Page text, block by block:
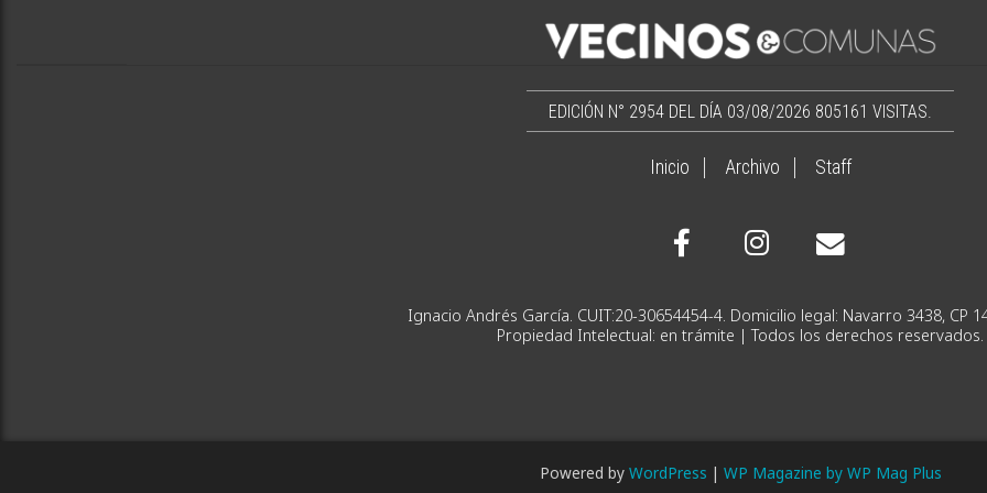
EDICIÓN N° 2954 DEL DÍA 03/08/2026 805161 VISITAS.
Inicio Archivo Staff
Ignacio Andrés García. CUIT:20-30654454-4. Domicilio
Propiedad Intelectual: en trámite | Todos los derechos reservados.
Powered by WordPress | WP Magazine by WP Mag Plus